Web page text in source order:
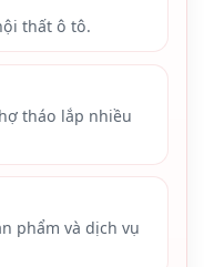
thất ô tô.
tháo lắp nhiều
phẩm và dịch vụ